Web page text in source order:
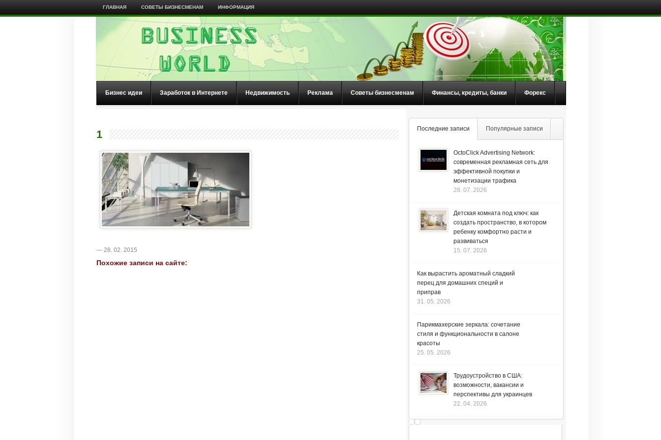
ГЛАВНАЯ СОВЕТЫ БИЗНЕСМЕНАМ ИНФОРМАЦИЯ
Бизнес идеи Заработок в Интернете Недвижимость Реклама Советы бизнесменам Финансы, кредиты, банки Форекс
1
— 28. 02. 2015
Похожие записи на сайте:
Последние записи Популярные записи
OctoClick Advertising Network:
современная рекламная сеть для
эффективной покупки и
монетизации трафика
28. 07. 2026
Детская комната под ключ: как
создать пространство, в котором
ребенку комфортно расти и
развиваться
15. 07. 2026
Как вырастить ароматный сладкий
перец для домашних специй и
приправ
31. 05. 2026
Парикмахерские зеркала: сочетание
стиля и функциональности в салоне
красоты
25. 05. 2026
Трудоустройство в США:
возможности, вакансии и
перспективы для украинцев
22. 04. 2026